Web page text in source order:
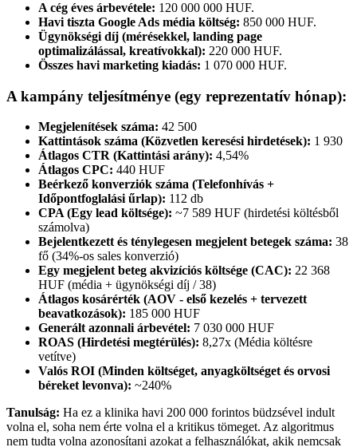
A cég éves árbevétele: 120 000 000 HUF.
Havi tiszta Google Ads média költség: 850 000 HUF.
Ügynökségi díj (mérésekkel, landing page
optimalizálással, kreatívokkal): 220 000 HUF.
Összes havi marketing kiadás: 1 070 000 HUF.
A kampány teljesítménye (egy reprezentatív hónap):
Megjelenítések száma: 42 500
Kattintások száma (Közvetlen keresési hirdetések): 1 930
Átlagos CTR (Kattintási arány): 4,54%
Átlagos CPC: 440 HUF
Beérkező konverziók száma (Telefonhívás +
Időpontfoglalási űrlap): 112 db
CPA (Egy lead költsége): ~7 589 HUF (hirdetési költésből
számolva)
Bejelentkezett és ténylegesen megjelent betegek száma: 38
fő (34%-os sales konverzió)
Egy megjelent beteg akvizíciós költsége (CAC): 22 368
HUF (média + ügynökségi díj / 38)
Átlagos kosárérték (AOV - első kezelés + tervezett
beavatkozások): 185 000 HUF
Generált azonnali árbevétel: 7 030 000 HUF
ROAS (Hirdetési megtérülés): 8,27x (Média költésre
vetítve)
Valós ROI (Minden költséget, anyagköltséget és orvosi
béreket levonva): ~240%
Tanulság: Ha ez a klinika havi 200 000 forintos büdzsével indult
volna el, soha nem érte volna el a kritikus tömeget. Az algoritmus
nem tudta volna azonosítani azokat a felhasználókat, akik nemcsak